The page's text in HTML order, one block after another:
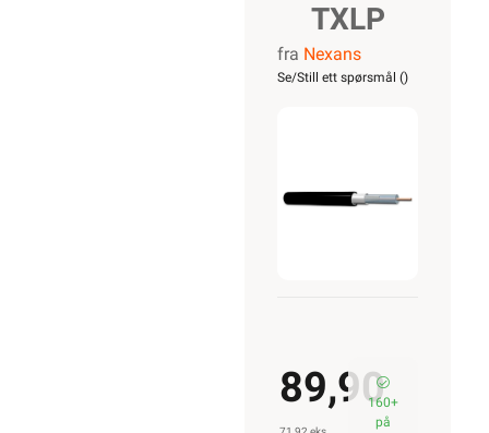
TXLP
1x2,5
fra Nexans
Se/Still ett spørsmål ()
89,90160+
på